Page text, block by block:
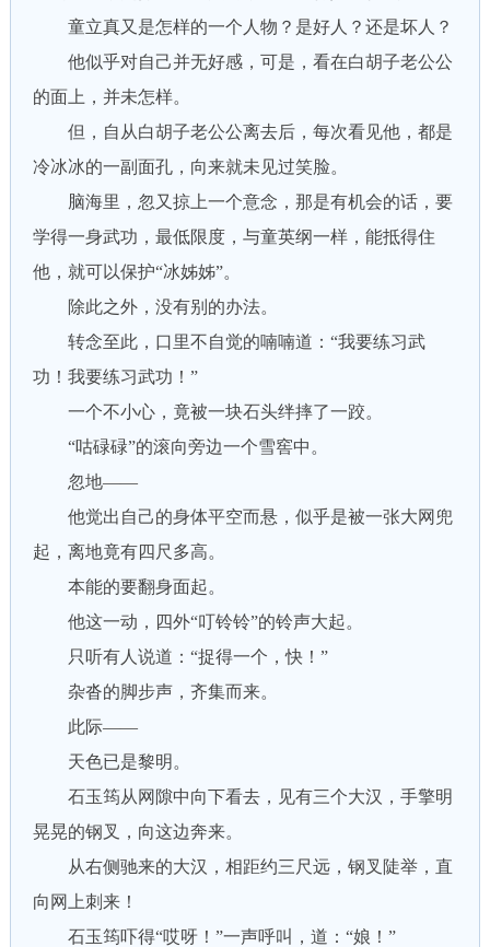
童立真又是怎样的一个人物？是好人？还是坏人？
他似乎对自己并无好感，可是，看在白胡子老公公
的面上，并未怎样。
但，自从白胡子老公公离去后，每次看见他，都是
冷冰冰的一副面孔，向来就未见过笑脸。
脑海里，忽又掠上一个意念，那是有机会的话，要
学得一身武功，最低限度，与童英纲一样，能抵得住
他，就可以保护“冰姊姊”。
除此之外，没有别的办法。
转念至此，口里不自觉的喃喃道：“我要练习武
功！我要练习武功！”
一个不小心，竟被一块石头绊摔了一跤。
“咕碌碌”的滚向旁边一个雪窖中。
忽地——
他觉出自己的身体平空而悬，似乎是被一张大网兜
起，离地竟有四尺多高。
本能的要翻身面起。
他这一动，四外“叮铃铃”的铃声大起。
只听有人说道：“捉得一个，快！”
杂沓的脚步声，齐集而来。
此际——
天色已是黎明。
石玉筠从网隙中向下看去，见有三个大汉，手擎明
晃晃的钢叉，向这边奔来。
从右侧驰来的大汉，相距约三尺远，钢叉陡举，直
向网上刺来！
石玉筠吓得“哎呀！”一声呼叫，道：“娘！”